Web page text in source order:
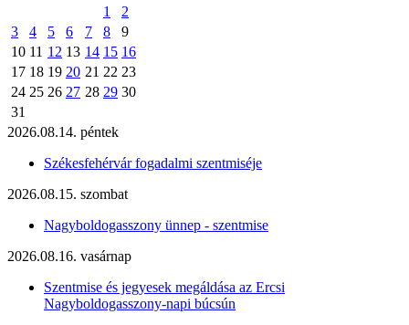
1
2
3
4 5 6 7 8
9
10 11 12 13 14 15 16
17 18 19 20 21 22 23
24 25 26 27 28 29 30
31
2026.08.14. péntek
Székesfehérvár fogadalmi szentmiséje
2026.08.15. szombat
Nagyboldogasszony ünnep - szentmise
2026.08.16. vasárnap
Szentmise és jegyesek megáldása az Ercsi
Nagyboldogasszony-napi búcsún